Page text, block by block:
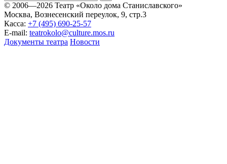
© 2006—2026 Театр «Около дома Станиславского»
Москва, Вознесенский переулок, 9, стр.3
Касса: +7 (495) 690-25-57
E-mail: teatrokolo@culture.mos.ru
Документы театра Новости